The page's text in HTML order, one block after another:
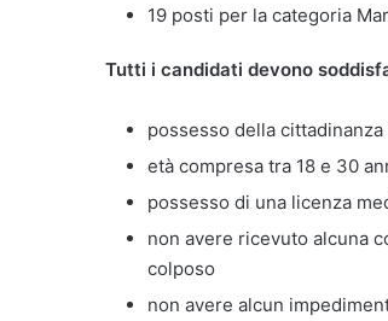
19 posti per la categoria
Tutti i candidati devono
possesso della cittadinanza
età compresa tra 18 e 30
possesso di una licenza
non avere ricevuto alcuna
colposo
non avere alcun